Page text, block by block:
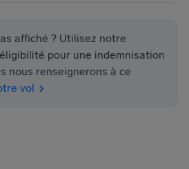
affiché ? Utilisez notre
pour une indemnisation
nous renseignerons à ce
vol